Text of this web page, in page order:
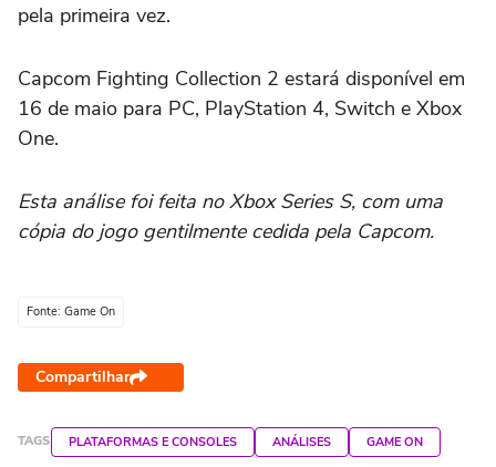
pela primeira vez.
Capcom Fighting Collection 2 estará disponível em
16 de maio para PC, PlayStation 4, Switch e Xbox
One.
Esta análise foi feita no Xbox Series S, com uma
cópia do jogo gentilmente cedida pela Capcom.
Fonte: Game On
Compartilhar
TAGS PLATAFORMAS E CONSOLES ANÁLISES GAME ON